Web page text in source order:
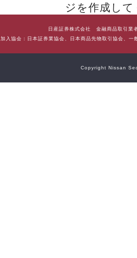
ジを作成し
日産証券株式会社 金融商品取引業
加入協会：日本証券業協会、日本商品先物取引協会、
Copyright Nissan